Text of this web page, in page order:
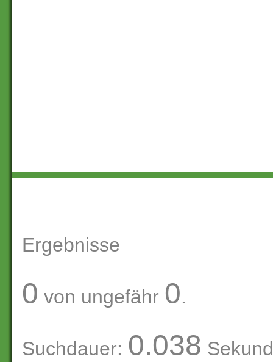
Ergebnisse
0 von ungefähr 0.
Suchdauer: 0.038